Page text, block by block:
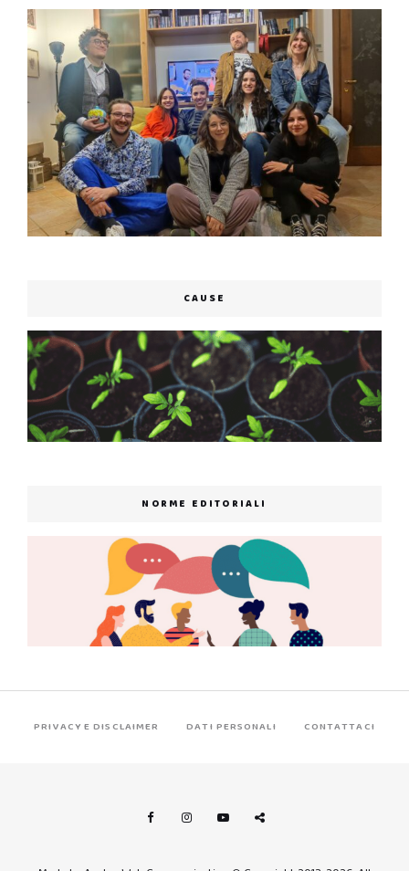
CAUSE
NORME EDITORIALI
PRIVACY E DISCLAIMER DATI PERSONALI CONTATTACI